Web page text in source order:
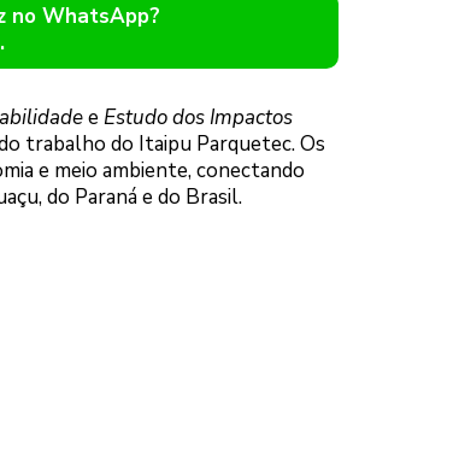
no WhatsApp?
e Estudo dos Impactos
trabalho do Itaipu Parquetec. Os
e meio ambiente, conectando
do Paraná e do Brasil.